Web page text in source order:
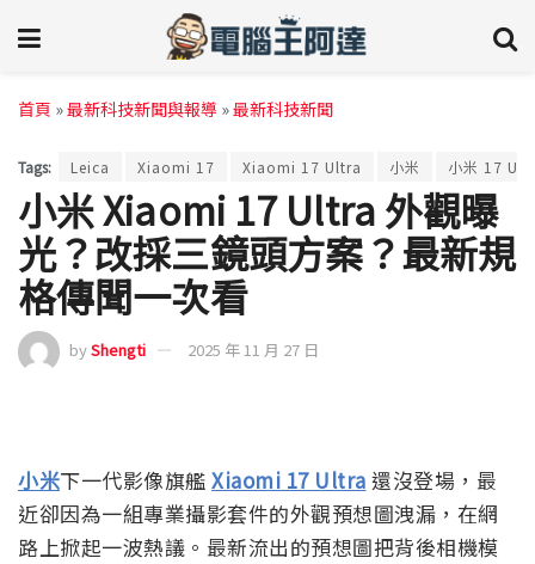
首頁 »最新科技新聞與報導 »最新科技新聞
Tags: Leica Xiaomi 17 Xiaomi 17 Ultra 小米 小米 17
小米 Xiaomi 17 Ultra 外觀曝
光？改採三鏡頭方案？最新規
格傳聞一次看
byShengti 2025 年 11 月 27 日
小米下一代影像旗艦 Xiaomi 17 Ultra 還沒登場，最
近卻因為一組專業攝影套件的外觀預想圖洩漏，在網
路上掀起一波熱議。最新流出的預想圖把背後相機模